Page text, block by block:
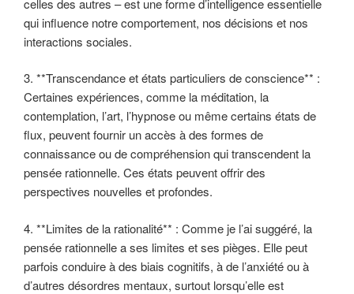
celles des autres – est une forme d’intelligence essentielle
qui influence notre comportement, nos décisions et nos
interactions sociales.
3. **Transcendance et états particuliers de conscience** :
Certaines expériences, comme la méditation, la
contemplation, l’art, l’hypnose ou même certains états de
flux, peuvent fournir un accès à des formes de
connaissance ou de compréhension qui transcendent la
pensée rationnelle. Ces états peuvent offrir des
perspectives nouvelles et profondes.
4. **Limites de la rationalité** : Comme je l’ai suggéré, la
pensée rationnelle a ses limites et ses pièges. Elle peut
parfois conduire à des biais cognitifs, à de l’anxiété ou à
d’autres désordres mentaux, surtout lorsqu’elle est